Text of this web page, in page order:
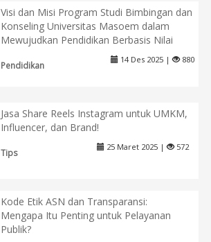
Visi dan Misi Program Studi Bimbingan dan
Konseling Universitas Masoem dalam
Mewujudkan Pendidikan Berbasis Nilai
Pendidikan
14 Des 2025 | 880
Jasa Share Reels Instagram untuk UMKM,
Influencer, dan Brand!
Tips
25 Maret 2025 | 572
Kode Etik ASN dan Transparansi:
Mengapa Itu Penting untuk Pelayanan
Publik?